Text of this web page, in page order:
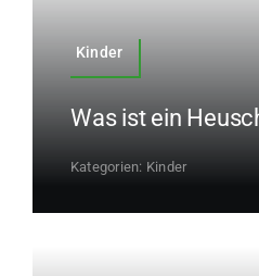
Kinder
Was ist ein
Kategorien: Kinder